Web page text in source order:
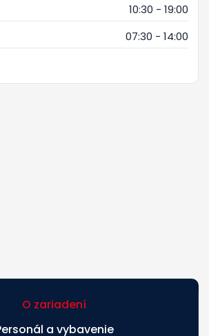
10:30 - 19:00
07:30 - 14:00
O zariadení
a vybavenie